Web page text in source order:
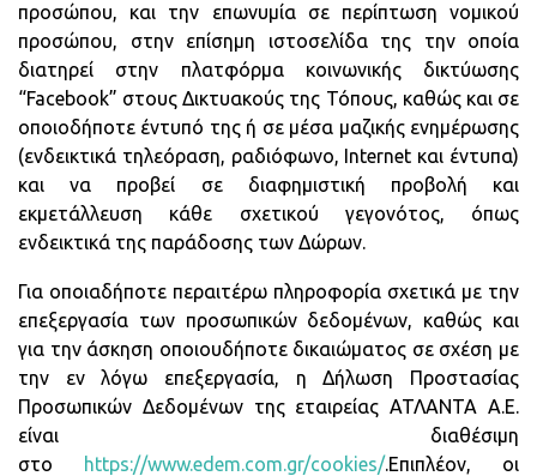
προσώπου, και την επωνυμία σε περίπτωση νομικού
προσώπου, στην επίσημη ιστοσελίδα της την οποία
διατηρεί στην πλατφόρμα κοινωνικής δικτύωσης
“Facebook” στους Δικτυακούς της Τόπους, καθώς και σε
οποιοδήποτε έντυπό της ή σε μέσα μαζικής ενημέρωσης
(ενδεικτικά τηλεόραση, ραδιόφωνο, Internet και έντυπα)
και να προβεί σε διαφημιστική προβολή και
εκμετάλλευση κάθε σχετικού γεγονότος, όπως
ενδεικτικά της παράδοσης των Δώρων.
Για οποιαδήποτε περαιτέρω πληροφορία σχετικά με την
επεξεργασία των προσωπικών δεδομένων, καθώς και
για την άσκηση οποιουδήποτε δικαιώματος σε σχέση με
την εν λόγω επεξεργασία, η Δήλωση Προστασίας
Προσωπικών Δεδομένων της εταιρείας ΑΤΛΑΝΤΑ Α.Ε.
είναι διαθέσιμη
στο
https://www.edem.com.gr/cookies/.Επιπλέον, οι